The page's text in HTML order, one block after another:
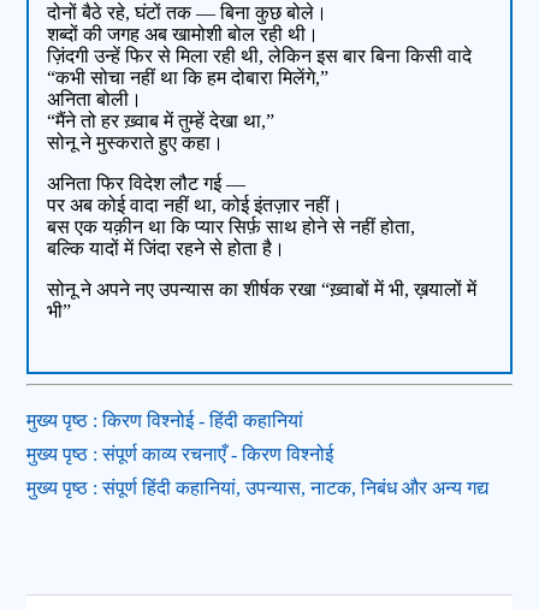
दोनों बैठे रहे, घंटों तक — बिना कुछ बोले।
शब्दों की जगह अब खामोशी बोल रही थी।
ज़िंदगी उन्हें फिर से मिला रही थी, लेकिन इस बार बिना किसी वादे
“कभी सोचा नहीं था कि हम दोबारा मिलेंगे,”
अनिता बोली।
“मैंने तो हर ख़्वाब में तुम्हें देखा था,”
सोनू ने मुस्कराते हुए कहा।
अनिता फिर विदेश लौट गई —
पर अब कोई वादा नहीं था, कोई इंतज़ार नहीं।
बस एक यक़ीन था कि प्यार सिर्फ़ साथ होने से नहीं होता,
बल्कि यादों में जिंदा रहने से होता है।
सोनू ने अपने नए उपन्यास का शीर्षक रखा “ख़्वाबों में भी, ख़यालों में
भी”
मुख्य पृष्ठ : किरण विश्नोई - हिंदी कहानियां
मुख्य पृष्ठ : संपूर्ण काव्य रचनाएँ - किरण विश्नोई
मुख्य पृष्ठ : संपूर्ण हिंदी कहानियां, उपन्यास, नाटक, निबंध और अन्य गद्य